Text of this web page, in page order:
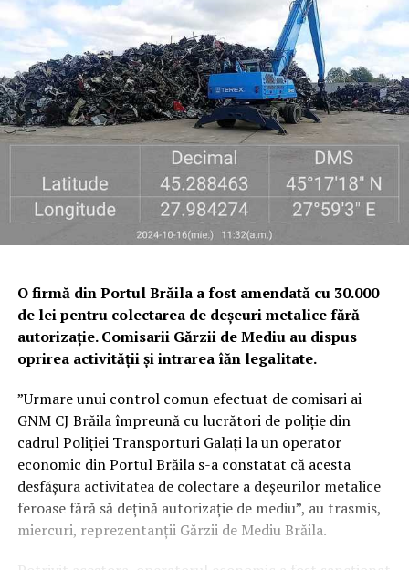
O firmă din Portul Brăila a fost amendată cu 30.000
de lei pentru colectarea de deşeuri metalice fără
autorizaţie. Comisarii Gărzii de Mediu au dispus
oprirea activităţii şi intrarea îăn legalitate.
”Urmare unui control comun efectuat de comisari ai
GNM CJ Brăila împreună cu lucrători de poliţie din
cadrul Poliţiei Transporturi Galaţi la un operator
economic din Portul Brăila s-a constatat că acesta
desfăşura activitatea de colectare a deşeurilor metalice
feroase fără să deţină autorizaţie de mediu”, au trasmis,
miercuri, reprezentanţii Gărzii de Mediu Brăila.